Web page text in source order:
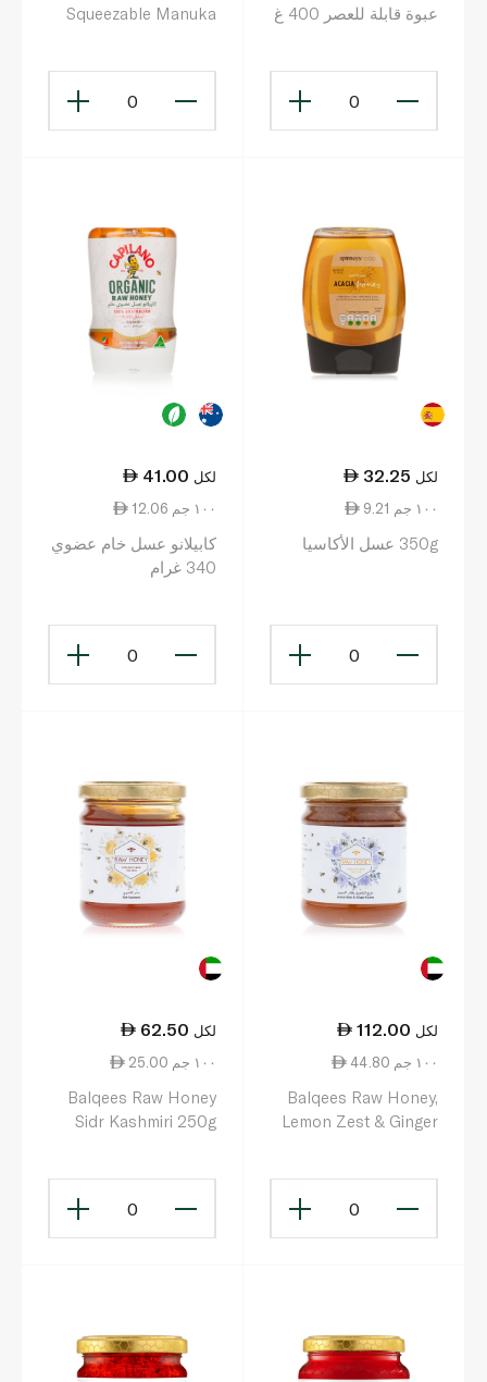
عبوة قابلة للعصر 400 غ
0
Squeezable Manuka
0
32.25 لكل
9.21 ١٠٠ جم
350g عسل الأكاسيا
0
41.00 لكل
12.06 ١٠٠ جم
كابيلانو عسل خام عضوي
340 غرام
0
112.00 لكل
44.80 ١٠٠ جم
Balqees Raw Honey,
Lemon Zest & Ginger
0
62.50 لكل
25.00 ١٠٠ جم
Balqees Raw Honey
Sidr Kashmiri 250g
0